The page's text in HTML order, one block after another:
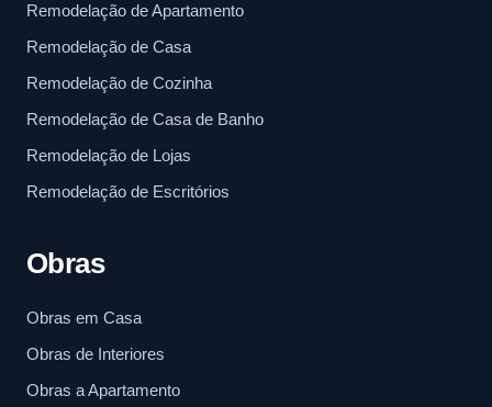
Remodelação de Apartamento
Remodelação de Casa
Remodelação de Cozinha
Remodelação de Casa de Banho
Remodelação de Lojas
Remodelação de Escritórios
Obras
Obras em Casa
Obras de Interiores
Obras a Apartamento